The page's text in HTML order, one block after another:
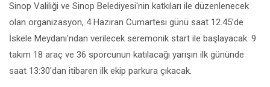
Sinop Valiliği ve Sinop Belediyesi'nin katkıları ile düzenlenecek
olan organizasyon, 4 Haziran Cumartesi günü saat 12.45’de
İskele Meydanı'ndan verilecek seremonik start ile başlayacak. 9
takım 18 araç ve 36 sporcunun katılacağı yarışın ilk gününde
saat 13:30'dan itibaren ilk ekip parkura çıkacak.